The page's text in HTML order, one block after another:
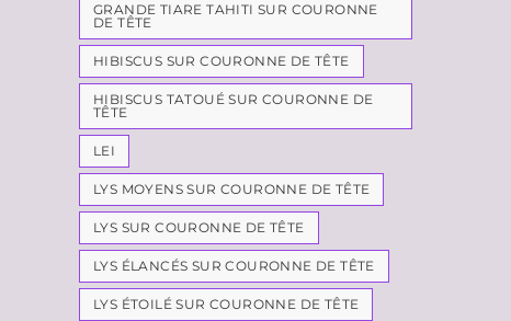
GRANDE TIARE TAHITI SUR COURONNE
DE TÊTE
HIBISCUS SUR COURONNE DE TÊTE
HIBISCUS TATOUÉ SUR COURONNE DE
TÊTE
LEI
LYS MOYENS SUR COURONNE DE TÊTE
LYS SUR COURONNE DE TÊTE
LYS ÉLANCÉS SUR COURONNE DE TÊTE
LYS ÉTOILÉ SUR COURONNE DE TÊTE